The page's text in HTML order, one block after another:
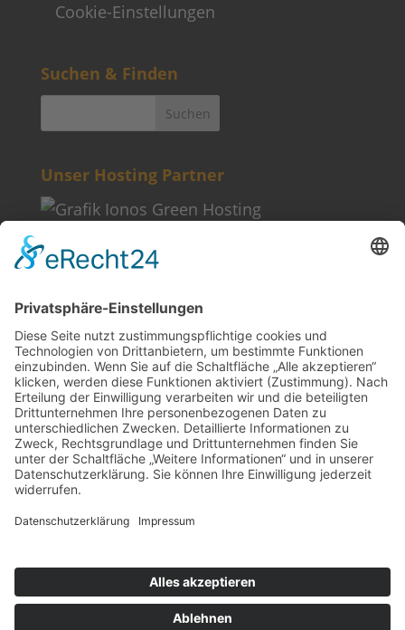
Cookie-Einstellungen
Suchen & Finden
Unser Hosting Partner
Weitere Informationen
Kontakt
Newsletter
FAQ
Schlagworte
Datenschutz
Impressum